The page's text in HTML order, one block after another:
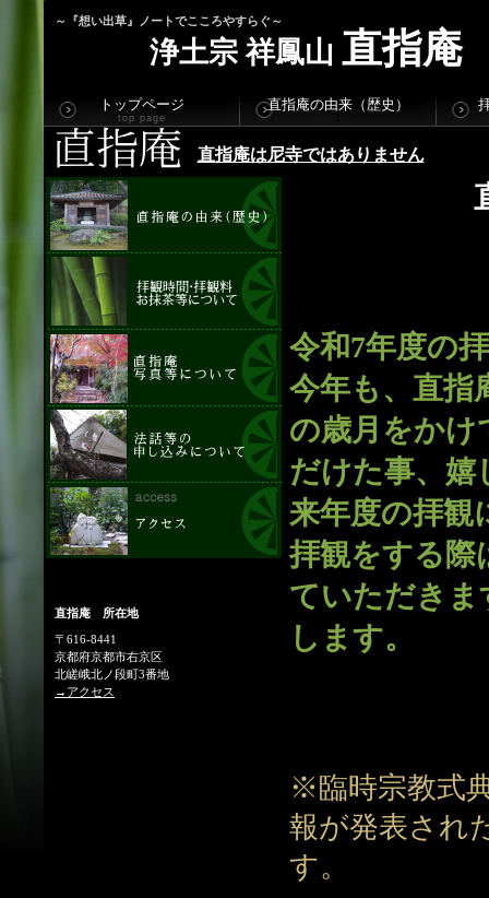
～『想い出草』ノートでこころやすらぐ～
浄土宗 祥鳳山 直指庵
直指庵は尼寺ではありません
令和7年度の
今年も、直指
の歳月をかけ
だけた事、嬉
来年度の拝観
拝観をする際
ていただきま
します。
※臨時宗教式
報が発表され
す。
top page
トップページ 直指庵の由来（歴史）
直指庵 所在地
〒616-8441
京都府京都市右京区
北嵯峨北ノ段町3番地
→アクセス